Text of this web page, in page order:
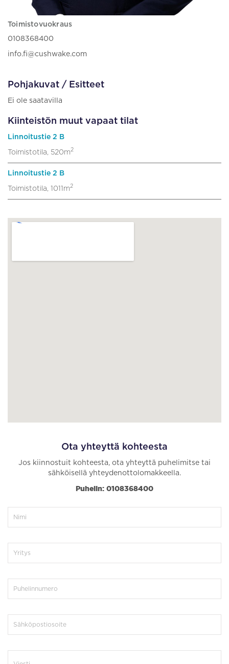
Toimistovuokraus
0108368400
info.fi@cushwake.com
Pohjakuvat / Esitteet
Ei ole saatavilla
Kiinteistön muut vapaat tilat
Linnoitustie 2 B
Toimistotila, 520m2
Linnoitustie 2 B
Toimistotila, 1011m2
Ota yhteyttä kohteesta
Jos kiinnostuit kohteesta, ota yhteyttä puhelimitse tai
sähköisellä yhteydenottolomakkeella.
Puhelin: 0108368400